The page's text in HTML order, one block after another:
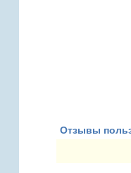
Отзывы